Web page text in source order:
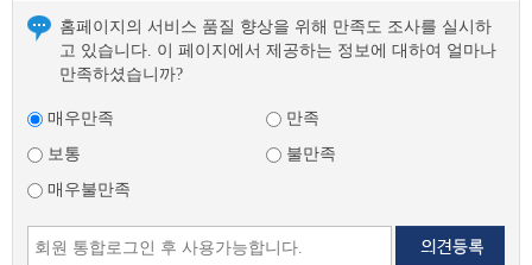
홈페이지의 서비스 품질 향상을 위해 만족도 조사를 실시하
고 있습니다. 이 페이지에서 제공하는 정보에 대하여 얼마나
만족하셨습니까?
매우만족
만족
보통
불만족
매우불만족